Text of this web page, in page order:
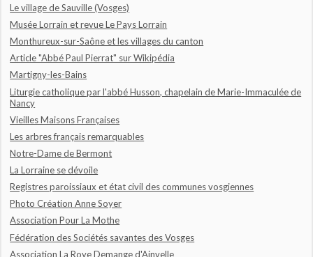
Le village de Sauville (Vosges)
Musée Lorrain et revue Le Pays Lorrain
Monthureux-sur-Saône et les villages du canton
Article "Abbé Paul Pierrat" sur Wikipédia
Martigny-les-Bains
Liturgie catholique par l'abbé Husson, chapelain de Marie-Immaculée de
Nancy
Vieilles Maisons Françaises
Les arbres français remarquables
Notre-Dame de Bermont
La Lorraine se dévoile
Registres paroissiaux et état civil des communes vosgiennes
Photo Création Anne Soyer
Association Pour La Mothe
Fédération des Sociétés savantes des Vosges
Association La Roye Demange d'Ainvelle